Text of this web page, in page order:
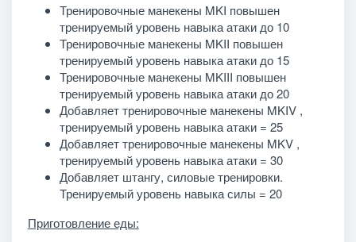
Тренировочные манекены MKI повышен
тренируемый уровень навыка атаки до 10
Тренировочные манекены MKII повышен
тренируемый уровень навыка атаки до 15
Тренировочные манекены MKIII повышен
тренируемый уровень навыка атаки до 20
Добавляет тренировочные манекены MKIV ,
тренируемый уровень навыка атаки = 25
Добавляет тренировочные манекены MKV ,
тренируемый уровень навыка атаки = 30
Добавляет штангу, силовые тренировки.
Тренируемый уровень навыка силы = 20
Приготовление еды: